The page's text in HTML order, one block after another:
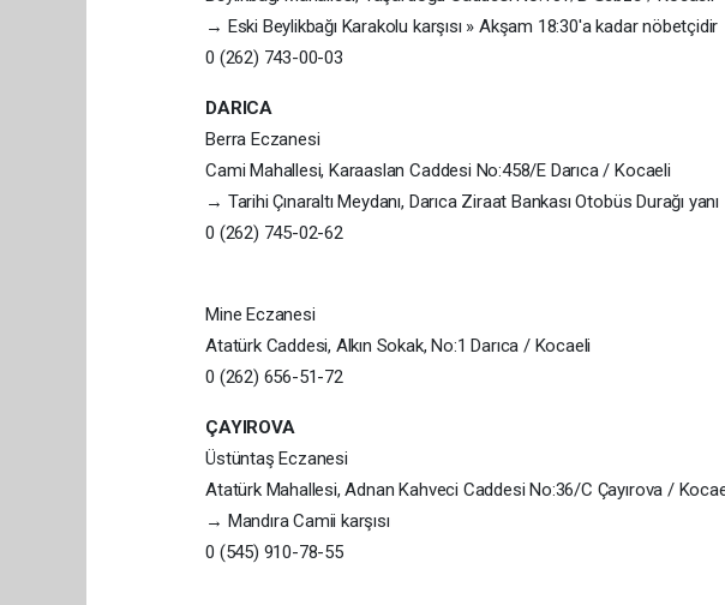
→ Eski Beylikbağı Karakolu karşısı » Akşam 18:30'a kadar nöbetçidir
0 (262) 743-00-03
DARICA
Berra Eczanesi
Cami Mahallesi, Karaaslan Caddesi No:458/E Darıca / Kocaeli
→ Tarihi Çınaraltı Meydanı, Darıca Ziraat Bankası Otobüs Durağı yanı
0 (262) 745-02-62
Mine Eczanesi
Atatürk Caddesi, Alkın Sokak, No:1 Darıca / Kocaeli
0 (262) 656-51-72
ÇAYIROVA
Üstüntaş Eczanesi
Atatürk Mahallesi, Adnan Kahveci Caddesi No:36/C Çayırova /
→ Mandıra Camii karşısı
0 (545) 910-78-55